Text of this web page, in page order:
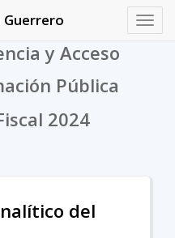
Guerrero
y Acceso
Pública
2024
del